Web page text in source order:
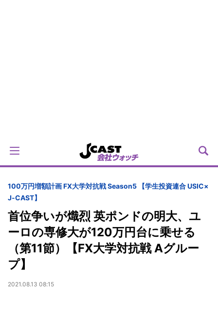
100万円増額計画 FX大学対抗戦 Season5 【学生投資連合 USIC×
J-CAST】
首位争いが熾烈 英ポンドの明大、ユ
ーロの専修大が120万円台に乗せる
（第11節）【FX大学対抗戦 Aグルー
プ】
2021.08.13 08:15